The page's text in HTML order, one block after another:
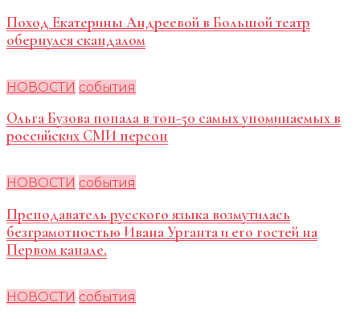
Поход Екатерины Андреевой в Большой театр
обернулся скандалом
НОВОСТИ события
Ольга Бузова попала в топ-50 самых упоминаемых в
российских СМИ персон
НОВОСТИ события
Преподаватель русского языка возмутилась
безграмотностью Ивана Урганта и его гостей на
Первом канале.
НОВОСТИ события